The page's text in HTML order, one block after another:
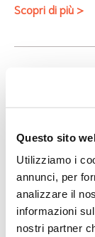
Questo sito
Utilizziamo i
annunci, per
analizzare il
informazioni
nostri partner
Scopri di più >
Che cosa